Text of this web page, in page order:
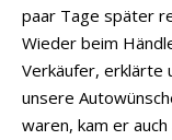
paar Tage später
Wieder beim
Verkäufer, erklärte
unsere
waren, kam er